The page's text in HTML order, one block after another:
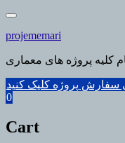
Skip
content
projememari
کلیه پروژه های معماری
0
Cart